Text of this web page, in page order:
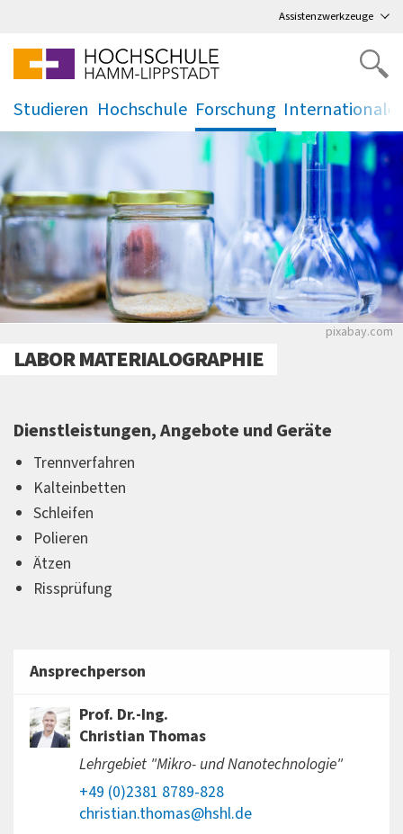
Assistenzwerkzeuge
Studieren
.
Hochschule
.
Forschung
. .
pixabay.com
LABOR MATERIALOGRAPHIE
Dienstleistungen, Angebote und Geräte
Trennverfahren
Kalteinbetten
Schleifen
Polieren
Ätzen
Rissprüfung
Ansprechperson
Prof. Dr.-Ing.
Christian Thomas
Lehrgebiet "Mikro- und Nanotechnologie"
+49 (0)2381 8789-828
christian.thomas@hshl.de